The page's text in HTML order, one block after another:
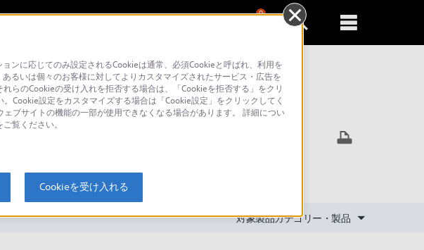
0
検索
対象製品カテゴリー・製品
ンに応じてのみ設定されるCookieは通常、必須Cookieと呼ばれ、利用を
るいは個々のお客様に対してよりカスタマイズされたサービス・広告を
らのCookieの受け入れを拒否する場合は、「Cookieを拒否する」をクリ
Cookie設定をカスタマイズする場合は「Cookie設定」をクリックしてく
ブサイトの機能の一部が使用できなくなる場合があります。 詳細につい
覧ください。
Cookieを受け入れる